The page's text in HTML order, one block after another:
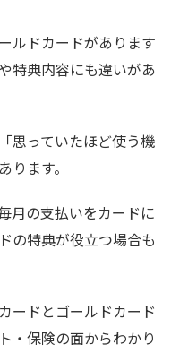
ルドカードがあります
特典内容にも違いがあ
思っていたほど使う機
ます。
月の支払いをカードに
の特典が役立つ場合も
ードとゴールドカード
・保険の面からわかり